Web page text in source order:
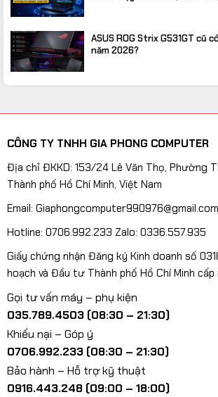
ASUS ROG Strix G531GT cũ
năm 2026?
CÔNG TY TNHH GIA PHONG COMPUTER
Địa chỉ ĐKKD: 153/24 Lê Văn Thọ, Phường
Thành phố Hồ Chí Minh, Việt Nam
Email: Giaphongcomputer990976@gmail.com
Hotline: 0706.992.233 Zalo: 0336.557.935
Giấy chứng nhận Đăng ký Kinh doanh số
hoạch và Đầu tư Thành phố Hồ Chí Minh
Gọi tư vấn máy – phụ kiện
035.789.4503 (08:30 – 21:30)
Khiếu nại – Góp ý
0706.992.233 (08:30 – 21:30)
Bảo hành – Hỗ trợ kỹ thuật
0916.443.248 (09:00 – 18:00)